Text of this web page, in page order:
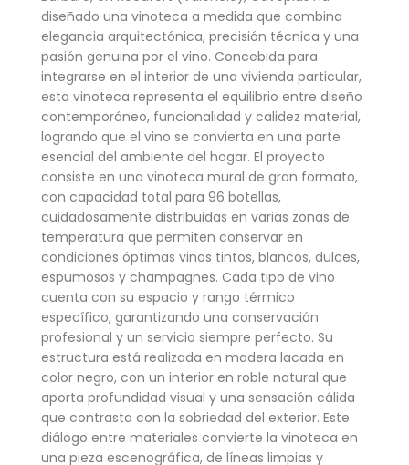
diseñado una vinoteca a medida que combina
elegancia arquitectónica, precisión técnica y una
pasión genuina por el vino. Concebida para
integrarse en el interior de una vivienda particular,
esta vinoteca representa el equilibrio entre diseño
contemporáneo, funcionalidad y calidez material,
logrando que el vino se convierta en una parte
esencial del ambiente del hogar. El proyecto
consiste en una vinoteca mural de gran formato,
con capacidad total para 96 botellas,
cuidadosamente distribuidas en varias zonas de
temperatura que permiten conservar en
condiciones óptimas vinos tintos, blancos, dulces,
espumosos y champagnes. Cada tipo de vino
cuenta con su espacio y rango térmico
específico, garantizando una conservación
profesional y un servicio siempre perfecto. Su
estructura está realizada en madera lacada en
color negro, con un interior en roble natural que
aporta profundidad visual y una sensación cálida
que contrasta con la sobriedad del exterior. Este
diálogo entre materiales convierte la vinoteca en
una pieza escenográfica, de líneas limpias y